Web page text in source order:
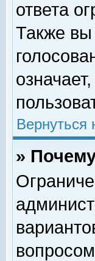
ответа
Также вы
Вернуться
»